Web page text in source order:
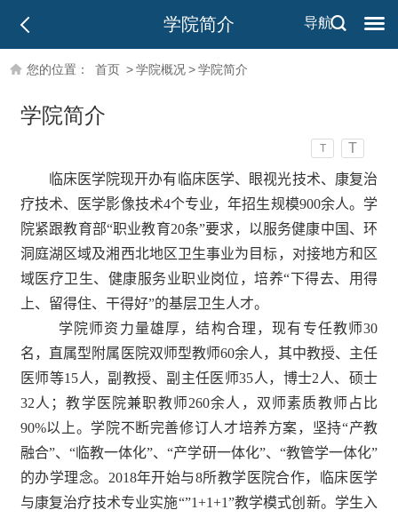
导航
学院简介
您的位置： 首页 >学院概况>学院简介
学院简介
T T
临床医学院现开办有临床医学、眼视光技术、康复治
疗技术、医学影像技术4个专业，年招生规模900余人。学
院紧跟教育部“职业教育20条”要求，以服务健康中国、环
洞庭湖区域及湘西北地区卫生事业为目标，对接地方和区
域医疗卫生、健康服务业职业岗位，培养“下得去、用得
上、留得住、干得好”的基层卫生人才。
学院师资力量雄厚，结构合理，现有专任教师30
名，直属型附属医院双师型教师60余人，其中教授、主任
医师等15人，副教授、副主任医师35人，博士2人、硕士
32人；教学医院兼职教师260余人，双师素质教师占比
90%以上。学院不断完善修订人才培养方案，坚持“产教
融合”、“临教一体化”、“产学研一体化”、“教管学一体化”
的办学理念。 2018年开始与8所教学医院合作，临床医学
与康复治疗技术专业实施“”1+1+1”教学模式创新。 学生入